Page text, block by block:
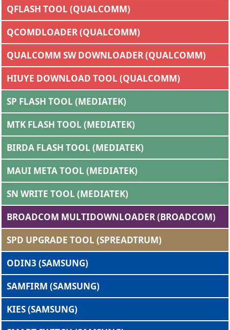
QFLASH TOOL (QUALCOMM)
QCOMDLOADER (QUALCOMM)
QUALCOMM SW DOWNLOADER (QUALCOMM)
HIUYE DOWNLOAD TOOL (QUALCOMM)
SP FLASH TOOL (MEDIATEK)
MTK FLASH TOOL (MEDIATEK)
BIRDA FLASH TOOL (MEDIATEK)
MAUI META TOOL (MEDIATEK)
SN WRITE TOOL (MEDIATEK)
BROADCOM MULTIDOWNLOADER (BROADCOM)
SPD UPGRADE TOOL (SPREADTRUM)
ODIN3 (SAMSUNG)
SAMFIRM (SAMSUNG)
KIES (SAMSUNG)